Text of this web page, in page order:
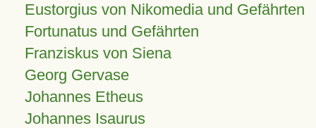
Eustorgius von Nikomedia und Gefährten
Fortunatus und Gefährten
Franziskus von Siena
Georg Gervase
Johannes Etheus
Johannes Isaurus